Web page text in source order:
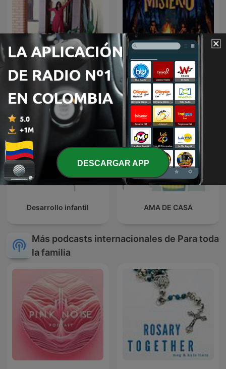
Cuentos y Más Cuentos Campamento Misterio
Desarrollo infantil AMA DE CASA
Más podcasts internacionales de Para toda
la familia
DESCARGAR APP